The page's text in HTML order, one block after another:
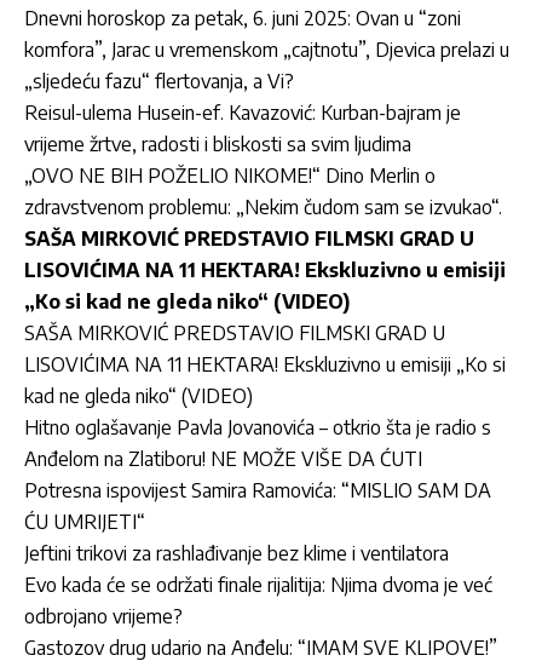
Dnevni horoskop za petak, 6. juni 2025: Ovan u “zoni
komfora”, Jarac u vremenskom „cajtnotu”, Djevica prelazi u
„sljedeću fazu“ flertovanja, a Vi?
Reisul-ulema Husein-ef. Kavazović: Kurban-bajram je
vrijeme žrtve, radosti i bliskosti sa svim ljudima
„OVO NE BIH POŽELIO NIKOME!“ Dino Merlin o
zdravstvenom problemu: „Nekim čudom sam se izvukao“.
SAŠA MIRKOVIĆ PREDSTAVIO FILMSKI GRAD U
LISOVIĆIMA NA 11 HEKTARA! Ekskluzivno u emisiji
„Ko si kad ne gleda niko“ (VIDEO)
SAŠA MIRKOVIĆ PREDSTAVIO FILMSKI GRAD U
LISOVIĆIMA NA 11 HEKTARA! Ekskluzivno u emisiji „Ko si
kad ne gleda niko“ (VIDEO)
Hitno oglašavanje Pavla Jovanovića – otkrio šta je radio s
Anđelom na Zlatiboru! NE MOŽE VIŠE DA ĆUTI
Potresna ispovijest Samira Ramovića: “MISLIO SAM DA
ĆU UMRIJETI“
Jeftini trikovi za rashlađivanje bez klime i ventilatora
Evo kada će se održati finale rijalitija: Njima dvoma je već
odbrojano vrijeme?
Gastozov drug udario na Anđelu: “IMAM SVE KLIPOVE!”